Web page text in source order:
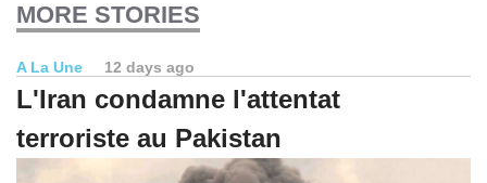
MORE STORIES
A La Une 12 days ago
L'Iran condamne l'attentat
terroriste au Pakistan